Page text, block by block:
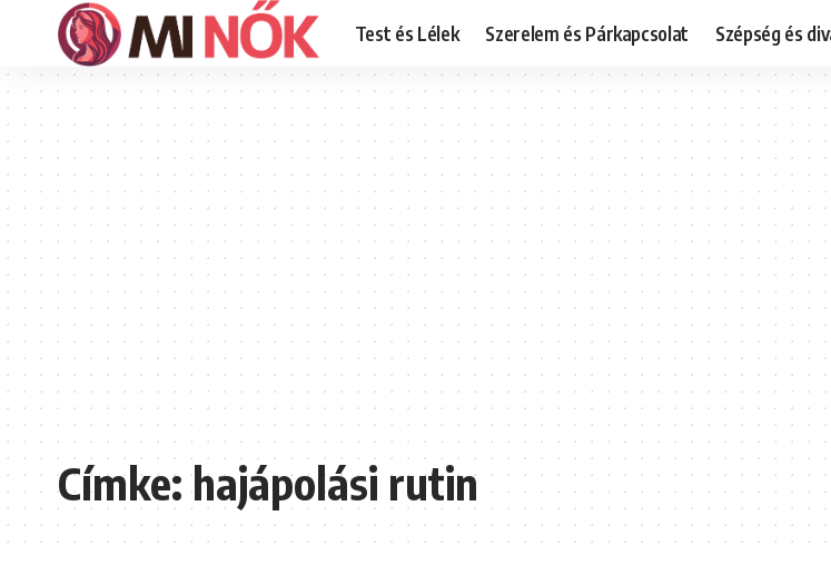
Test és Lélek Szerelem és Párkapcsolat Szépség és
Címke:hajápolási rutin